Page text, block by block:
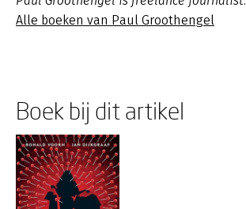
Alle boeken van Paul Groothengel
Boek bij dit artikel